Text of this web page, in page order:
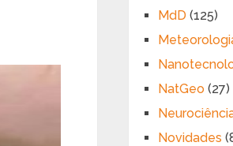
MdD (125)
NatGeo (27)
Novidades